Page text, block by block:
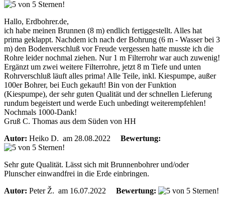
Hallo, Erdbohrer.de,
ich habe meinen Brunnen (8 m) endlich fertiggestellt. Alles hat
prima geklappt. Nachdem ich nach der Bohrung (6 m - Wasser bei 3
m) den Bodenverschluß vor Freude vergessen hatte musste ich die
Rohre leider nochmal ziehen. Nur 1 m Filterrohr war auch zuwenig!
Ergänzt um zwei weitere Filterrohre, jetzt 8 m Tiefe und unten
Rohrverschluß läuft alles prima! Alle Teile, inkl. Kiespumpe, außer
100er Bohrer, bei Euch gekauft! Bin von der Funktion
(Kiespumpe), der sehr guten Qualität und der schnellen Lieferung
rundum begeistert und werde Euch unbedingt weiterempfehlen!
Nochmals 1000-Dank!
Gruß C. Thomas aus dem Süden von HH
Autor: Heiko D. am 28.08.2022 Bewertung:
Sehr gute Qualität. Lässt sich mit Brunnenbohrer und/oder
Plunscher einwandfrei in die Erde einbringen.
Autor: Peter Ž. am 16.07.2022 Bewertung: